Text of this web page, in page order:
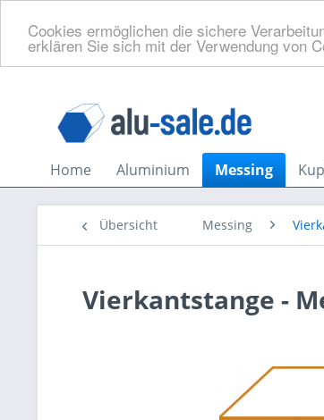
Cookies ermöglichen die sichere
erklären Sie sich mit der Verwendung von
Home Aluminium Messing
Übersicht Messing
Vierkantstange -